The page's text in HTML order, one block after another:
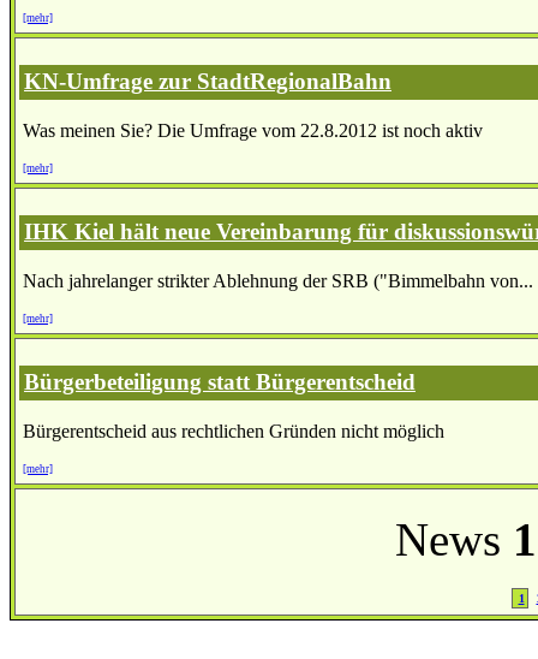
[mehr]
KN-Umfrage zur StadtRegionalBahn
Was meinen Sie? Die Umfrage vom 22.8.2012 ist noch aktiv
[mehr]
IHK Kiel hält neue Vereinbarung für
Nach jahrelanger strikter Ablehnung der SRB ("Bimmelbahn von...
[mehr]
Bürgerbeteiligung statt Bürgerentscheid
Bürgerentscheid aus rechtlichen Gründen nicht möglich
[mehr]
News
1